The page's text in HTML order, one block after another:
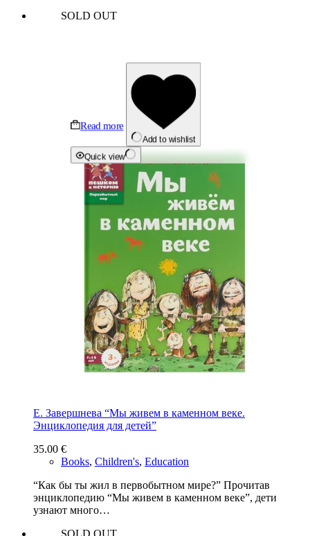
SOLD OUT
Read more
Add to wishlist
Quick view
Е. Завершнева “Мы живем в каменном веке.
Энциклопедия для детей”
35.00 €
Books, Children's, Education
“Как бы ты жил в первобытном мире?” Прочитав
энциклопедию “Мы живем в каменном веке”, дети
узнают много…
SOLD OUT